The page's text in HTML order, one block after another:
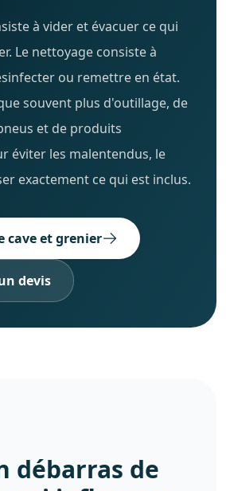
à vider et évacuer ce qui
Le nettoyage consiste à
ou remettre en état.
souvent plus d'outillage, de
et de produits
éviter les malentendus, le
exactement ce qui est inclus.
cave et grenier
devis
débarras de